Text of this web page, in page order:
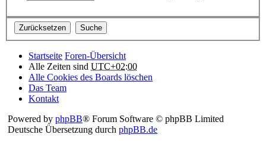
Startseite Foren-Übersicht
Alle Zeiten sind UTC+02:00
Alle Cookies des Boards löschen
Das Team
Kontakt
Powered by phpBB® Forum Software © phpBB Limited
Deutsche Übersetzung durch phpBB.de